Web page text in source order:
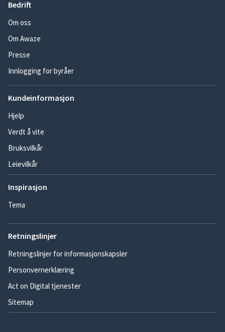
Bedrift
Om oss
Om Awaze
Presse
Innlogging for byråer
Kundeinformasjon
Hjelp
Verdt å vite
Bruksvilkår
Leievilkår
Inspirasjon
Tema
Retningslinjer
Retningslinjer for informasjonskapsler
Personvernerklæring
Act on Digital tjenester
Sitemap